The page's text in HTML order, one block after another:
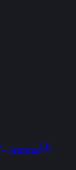
Terminal